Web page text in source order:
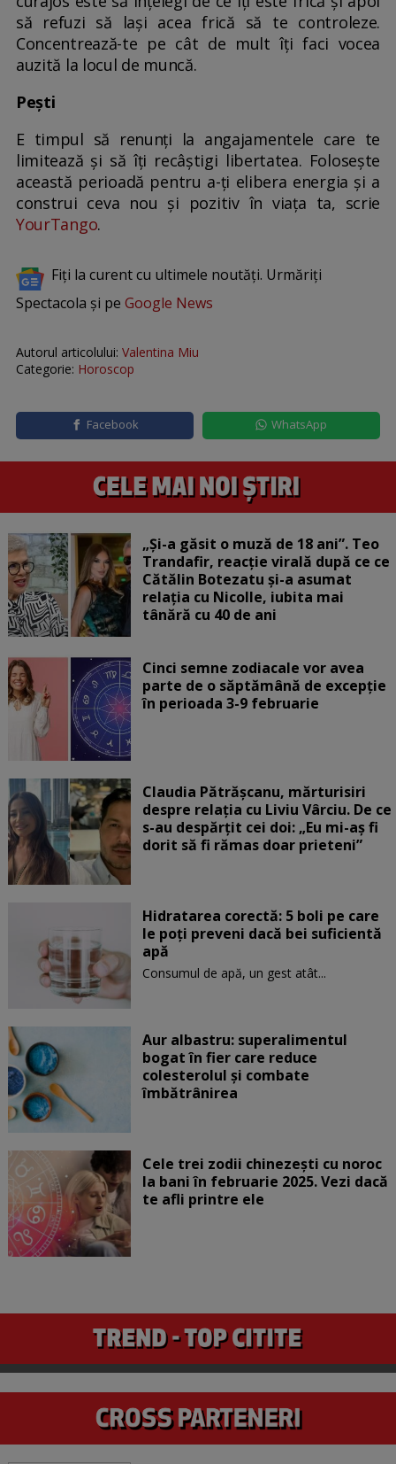
să refuzi să lași acea frică să te controleze.
Concentrează-te pe cât de mult îți faci vocea
auzită la locul de muncă.
Pești
E timpul să renunți la angajamentele care te
limitează și să îți recâștigi libertatea. Folosește
această perioadă pentru a-ți elibera energia și a
construi ceva nou și pozitiv în viața ta, scrie
YourTango.
Fiți la curent cu ultimele noutăți. Urmăriți
Spectacola și pe Google News
Autorul articolului: Valentina Miu
Categorie: Horoscop
Facebook WhatsApp
„Și-a găsit o muză de 18 ani”. Teo
Trandafir, reacție virală după ce ce
Cătălin Botezatu și-a asumat
relația cu Nicolle, iubita mai
tânără cu 40 de ani
Cinci semne zodiacale vor avea
parte de o săptămână de excepție
în perioada 3-9 februarie
Claudia Pătrășcanu, mărturisiri
despre relația cu Liviu Vârciu. De ce
s-au despărțit cei doi: „Eu mi-aș fi
dorit să fi rămas doar prieteni”
Hidratarea corectă: 5 boli pe care
le poți preveni dacă bei suficientă
apă
Consumul de apă, un gest atât...
Aur albastru: superalimentul
bogat în fier care reduce
colesterolul și combate
îmbătrânirea
Cele trei zodii chinezești cu noroc
la bani în februarie 2025. Vezi dacă
te afli printre ele